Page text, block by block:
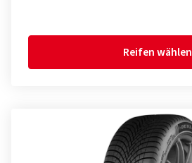
Reifen wählen